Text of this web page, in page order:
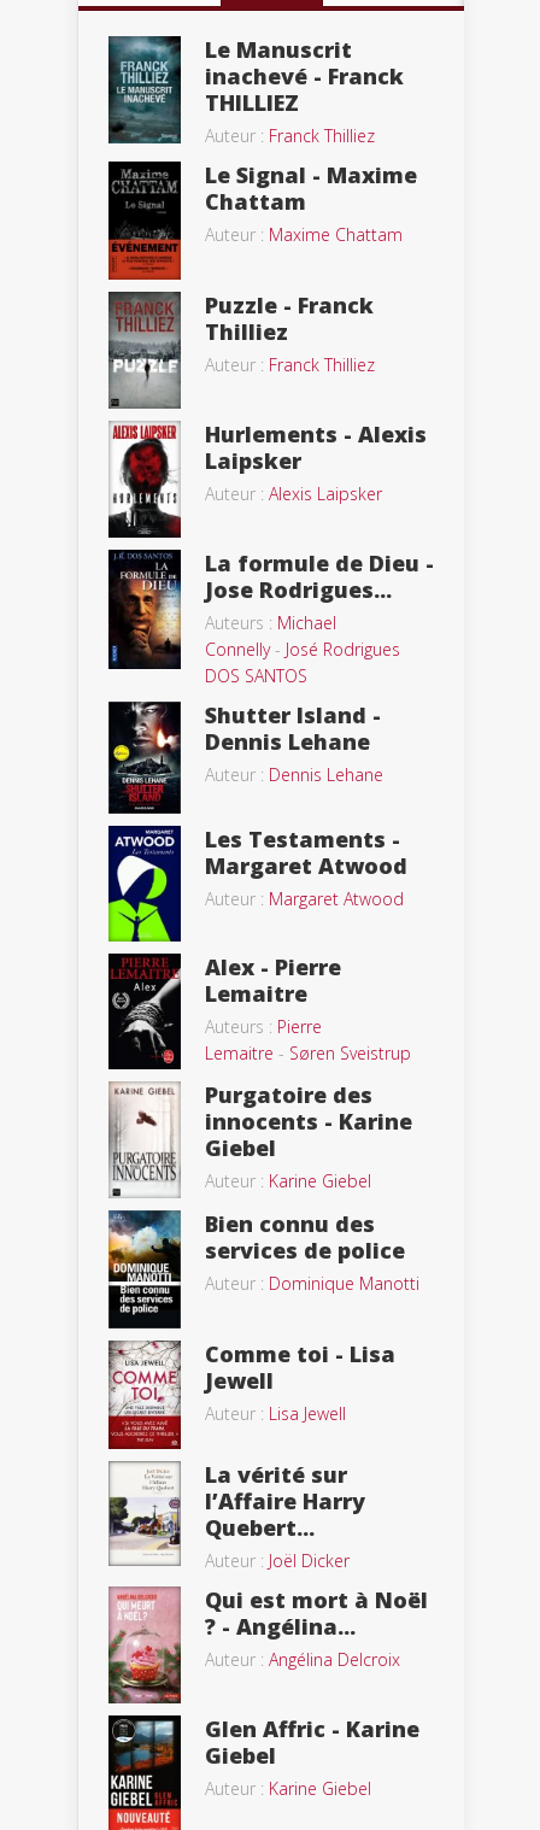
Le Manuscrit
inachevé - Franck
THILLIEZ
Auteur : Franck Thilliez
Le Signal - Maxime
Chattam
Auteur : Maxime Chattam
Puzzle - Franck
Thilliez
Auteur : Franck Thilliez
Hurlements - Alexis
Laipsker
Auteur : Alexis Laipsker
La formule de Dieu -
Jose Rodrigues...
Auteurs : Michael
Connelly- José Rodrigues
DOS SANTOS
Shutter Island -
Dennis Lehane
Auteur : Dennis Lehane
Les Testaments -
Margaret Atwood
Auteur : Margaret Atwood
Alex - Pierre
Lemaitre
Auteurs : Pierre
Lemaitre - Søren Sveistrup
Purgatoire des
innocents - Karine
Giebel
Auteur : Karine Giebel
Bien connu des
services de police
Auteur : Dominique Manotti
Comme toi - Lisa
Jewell
Auteur : Lisa Jewell
La vérité sur
l’Affaire Harry
Quebert...
Auteur : Joël Dicker
Qui est mort à Noël
? - Angélina...
Auteur : Angélina Delcroix
Glen Affric - Karine
Giebel
Auteur : Karine Giebel